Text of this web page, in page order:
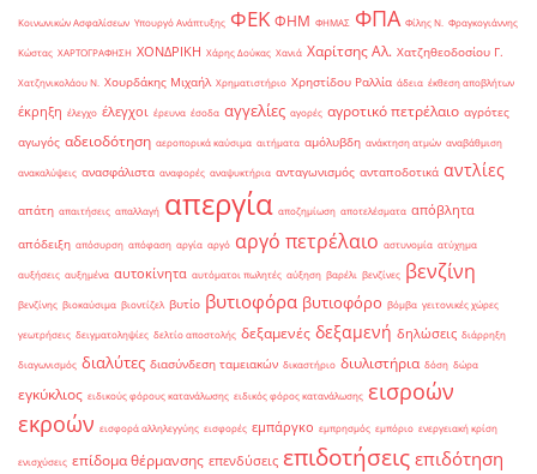
Κοινωνικών Ασφαλίσεων Υπουργό Ανάπτυξης ΦΕΚ ΦΗΜ ΦΗΜΑΣ ΦΠΑ Φίλης Ν. Φραγκογιάννης
Κώστας ΧΑΡΤΟΓΡΑΦΗΣΗ ΧΟΝΔΡΙΚΗ Χάρης Δούκας Χανιά Χαρίτσης Αλ. Χατζηθεοδοσίου Γ.
Χατζηνικολάου Ν. Χουρδάκης Μιχαήλ Χρηματιστήριο Χρηστίδου Ραλλία άδεια έκθεση αποβλήτων
έκρηξη έλεγχο έλεγχοι έρευνα έσοδα αγγελίες αγορές αγροτικό πετρέλαιο αγρότες
αγωγός αδειοδότηση αεροπορικά καύσιμα αιτήματα αμόλυβδη ανάκτηση ατμών αναβάθμιση
ανακαλύψεις ανασφάλιστα αναφορές αναψυκτήρια ανταγωνισμός ανταποδοτικά αντλίες
απάτη απαιτήσεις απαλλαγή απεργία αποζημίωση αποτελέσματα απόβλητα
απόδειξη απόσυρση απόφαση αργία αργό αργό πετρέλαιο αστυνομία ατύχημα
αυξήσεις αυξημένα αυτοκίνητα αυτόματοι πωλητές αύξηση βαρέλι βενζίνες βενζίνη
βενζίνης βιοκαύσιμα βιοντίζελ βυτίο βυτιοφόρα βυτιοφόρο βόμβα γειτονικές χώρες
γεωτρήσεις δειγματοληψίες δελτίο αποστολής δεξαμενές δεξαμενή δηλώσεις διάρρηξη
διαγωνισμός διαλύτες διασύνδεση ταμειακών δικαστήριο διυλιστήρια δόση δώρα
εγκύκλιος ειδικούς φόρους κατανάλωσης ειδικός φόρος κατανάλωσης εισροών
εκροών εισφορά αλληλεγγύης εισφορές εμπάργκο εμπρησμός εμπόριο ενεργειακή κρίση
ενισχύσεις επίδομα θέρμανσης επενδύσεις επιδοτήσεις επιδότηση